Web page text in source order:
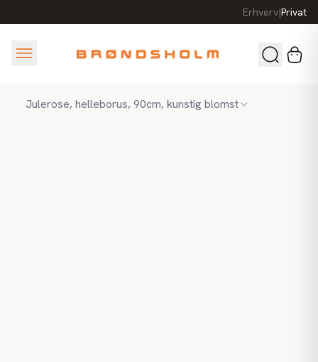
Erhverv|Privat
Julerose, helleborus, 90cm, kunstig blomst